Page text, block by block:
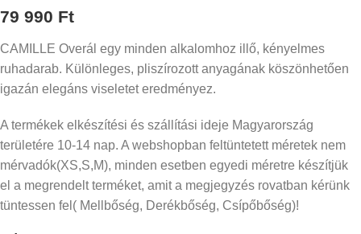
79 990 Ft
CAMILLE Overál egy minden alkalomhoz illő, kényelmes
ruhadarab. Különleges, pliszírozott anyagának köszönhetően
igazán elegáns viseletet eredményez.
A termékek elkészítési és szállítási ideje Magyarország
területére 10-14 nap. A webshopban feltüntetett méretek nem
mérvadók(XS,S,M), minden esetben egyedi méretre készítjük
el a megrendelt terméket, amit a megjegyzés rovatban kérünk
tüntessen fel( Mellbőség, Derékbőség, Csípőbőség)!